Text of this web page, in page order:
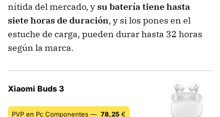
nítida del mercado, ysu batería tiene hasta
siete horas de duración, y si los pones en el
estuche de carga, pueden durar hasta 32 horas
según la marca.
Xiaomi Buds 3
PVP en Pc Componentes — 78,25 €